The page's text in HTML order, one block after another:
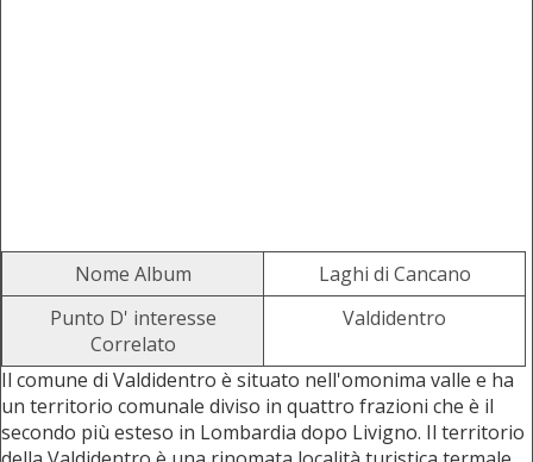
Nome Album
Laghi di Cancano
Punto D' interesse
Correlato
Valdidentro
Il comune di Valdidentro è situato nell'omonima valle e ha
un territorio comunale diviso in quattro frazioni che è il
secondo più esteso in Lombardia dopo Livigno. Il territorio